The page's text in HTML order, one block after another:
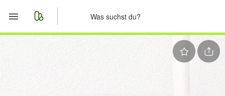
Start